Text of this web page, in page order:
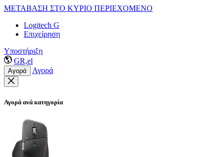
ΜΕΤΑΒΑΣΗ ΣΤΟ ΚΥΡΙΟ ΠΕΡΙΕΧΟΜΕΝΟ
Logitech G
Επιχείρηση
Υποστήριξη
GR,el
Αγορά Αγορά
Αγορά ανά κατηγορία